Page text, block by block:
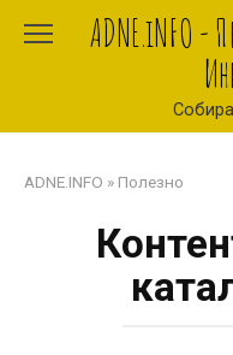
ADNE.iNFO -
ADNE.INFO » Полезно